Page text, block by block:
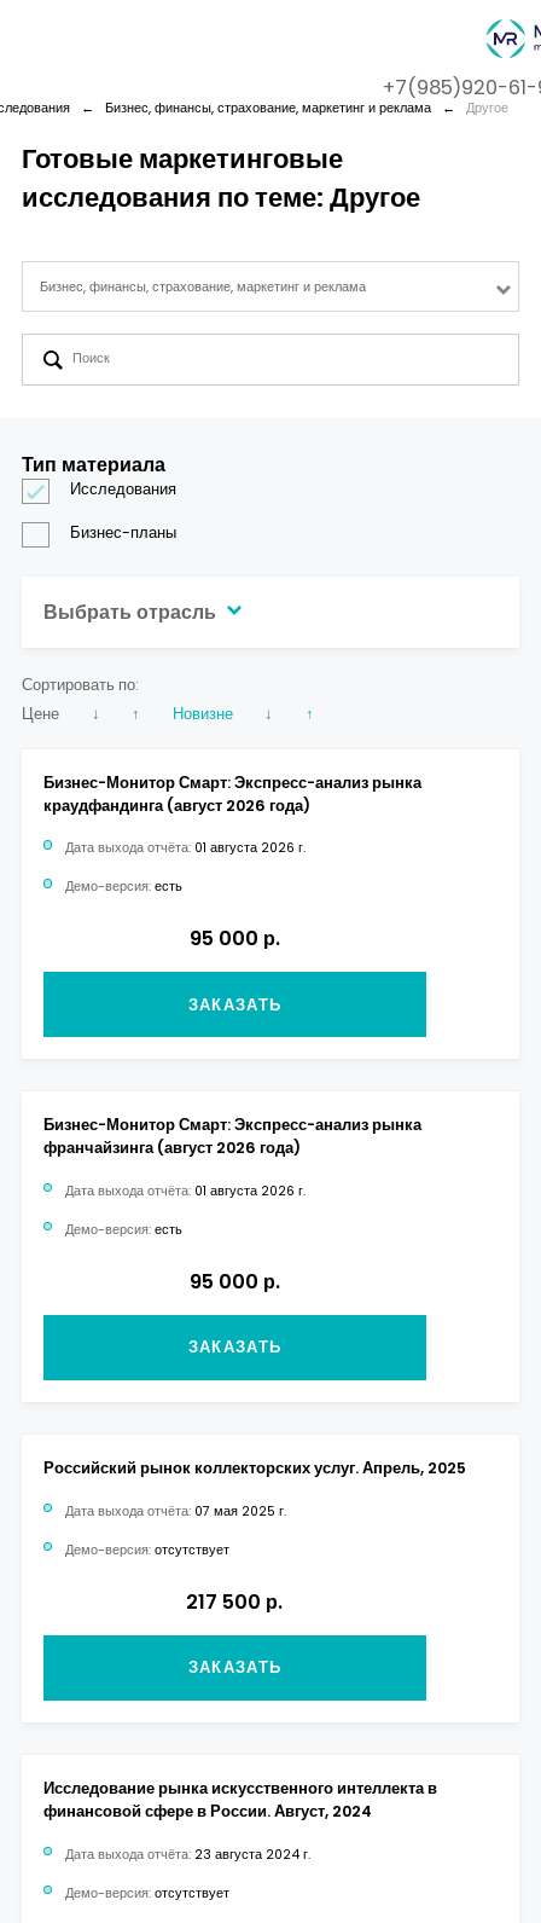
Company
Services
Cases
+7(985)920-
← Бизнес, финансы, страхование, маркетинг и реклама ← Другое
Готовые маркетинговые
исследования по теме: Другое
Бизнес, финансы, страхование, маркетинг и реклама
Сортировать по:
Цене
↓ ↑ Новизне ↓ ↑
Бизнес-Монитор Смарт: Экспресс-анализ рынка
краудфандинга (август 2026 года)
Дата выхода отчёта: 01 августа 2026 г.
Демо-версия: есть
95 000 р.
ЗАКАЗАТЬ
Бизнес-Монитор Смарт: Экспресс-анализ рынка
франчайзинга (август 2026 года)
Дата выхода отчёта: 01 августа 2026 г.
Демо-версия: есть
95 000 р.
ЗАКАЗАТЬ
Российский рынок коллекторских услуг. Апрель, 2025
Дата выхода отчёта: 07 мая 2025 г.
Демо-версия: отсутствует
217 500 р.
ЗАКАЗАТЬ
Исследование рынка искусственного интеллекта в
финансовой сфере в России. Август, 2024
Дата выхода отчёта: 23 августа 2024 г.
Демо-версия: отсутствует
Тип материала
Исследования
Бизнес-планы
Выбрать отрасль